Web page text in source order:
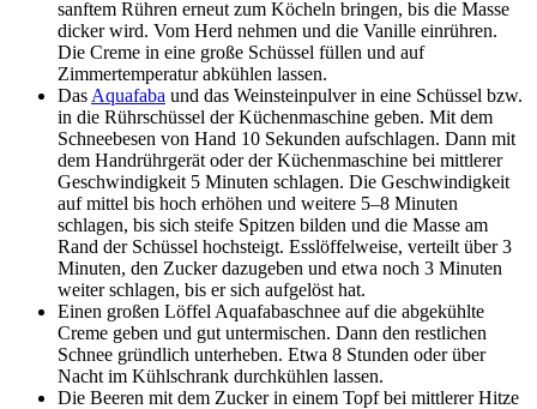
sanftem Rühren erneut zum Köcheln bringen, bis die Masse
dicker wird. Vom Herd nehmen und die Vanille einrühren.
Die Creme in eine große Schüssel füllen und auf
Zimmertemperatur abkühlen lassen.
Das Aquafaba und das Weinsteinpulver in eine Schüssel bzw.
in die Rührschüssel der Küchenmaschine geben. Mit dem
Schneebesen von Hand 10 Sekunden aufschlagen. Dann mit
dem Handrührgerät oder der Küchenmaschine bei mittlerer
Geschwindigkeit 5 Minuten schlagen. Die Geschwindigkeit
auf mittel bis hoch erhöhen und weitere 5–8 Minuten
schlagen, bis sich steife Spitzen bilden und die Masse am
Rand der Schüssel hochsteigt. Esslöffelweise, verteilt über 3
Minuten, den Zucker dazugeben und etwa noch 3 Minuten
weiter schlagen, bis er sich aufgelöst hat.
Einen großen Löffel Aquafabaschnee auf die abgekühlte
Creme geben und gut untermischen. Dann den restlichen
Schnee gründlich unterheben. Etwa 8 Stunden oder über
Nacht im Kühlschrank durchkühlen lassen.
Die Beeren mit dem Zucker in einem Topf bei mittlerer Hitze